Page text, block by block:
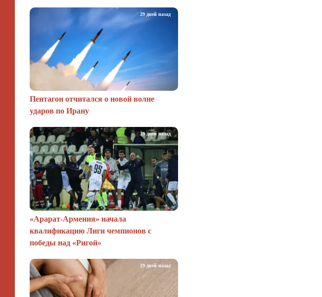
Пентагон отчитался о новой волне
ударов по Ирану
29 дней назад
«Арарат‑Армения» начала
квалификацию Лиги чемпионов с
победы над «Ригой»
29 дней назад
29 дней назад